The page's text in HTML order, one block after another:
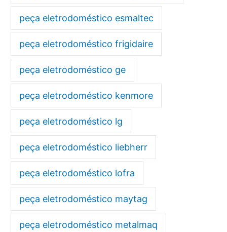
peça eletrodoméstico esmaltec
peça eletrodoméstico frigidaire
peça eletrodoméstico ge
peça eletrodoméstico kenmore
peça eletrodoméstico lg
peça eletrodoméstico liebherr
peça eletrodoméstico lofra
peça eletrodoméstico maytag
peça eletrodoméstico metalmaq